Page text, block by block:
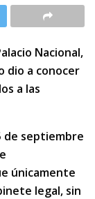
Nacional,
dio a conocer
a las
de septiembre
únicamente
legal, sin